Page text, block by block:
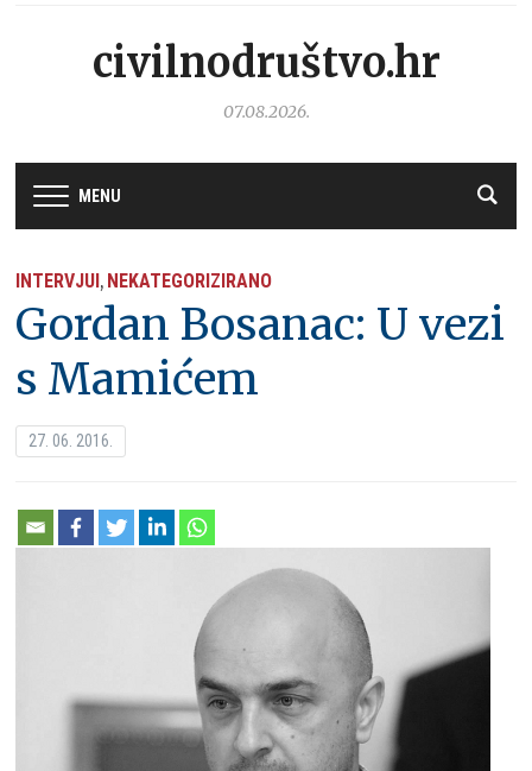
civilnodruštvo.hr
07.08.2026.
MENU
INTERVJUI, NEKATEGORIZIRANO
Gordan Bosanac: U vezi
s Mamićem
27. 06. 2016.